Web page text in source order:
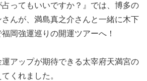
ってもいいですか？』では、博多の
んが、満島真之介さんと一緒に木下
岡強運巡りの開運ツアーへ！
アップが期待できる太宰府天満宮の
くれました。